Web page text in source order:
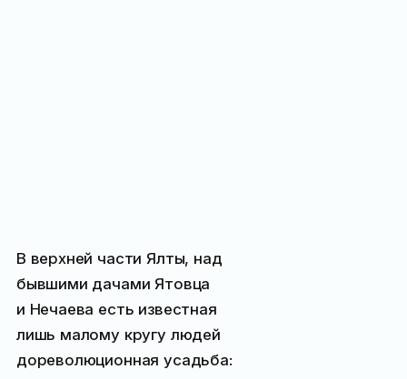
В верхней части Ялты, над
бывшими дачами Ятовца
и Нечаева есть известная
лишь малому кругу людей
дореволюционная усадьба: